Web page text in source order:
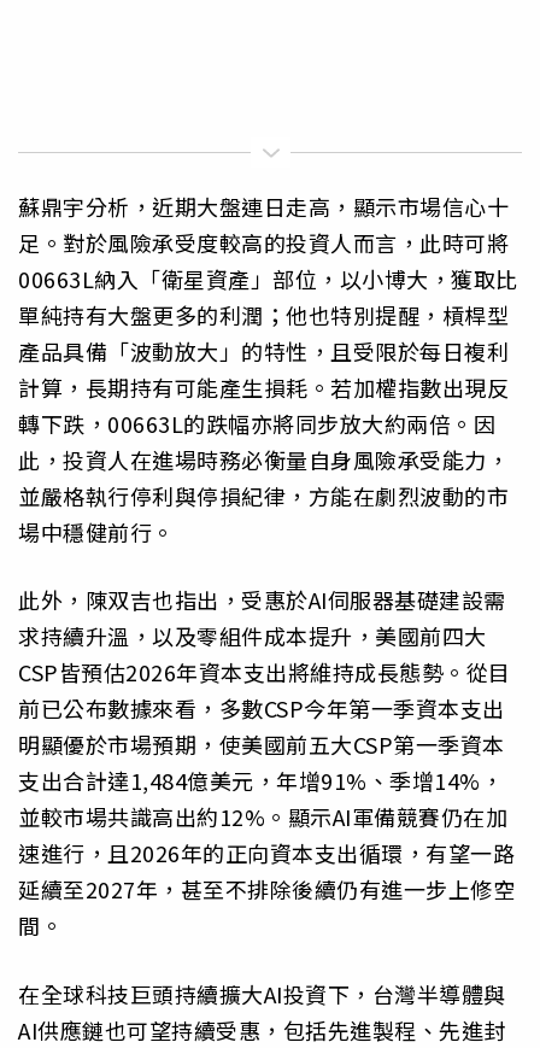
蘇鼎宇分析，近期大盤連日走高，顯示市場信心十
足。對於風險承受度較高的投資人而言，此時可將
00663L納入「衛星資產」部位，以小博大，獲取比
單純持有大盤更多的利潤；他也特別提醒，槓桿型
產品具備「波動放大」的特性，且受限於每日複利
計算，長期持有可能產生損耗。若加權指數出現反
轉下跌，00663L的跌幅亦將同步放大約兩倍。因
此，投資人在進場時務必衡量自身風險承受能力，
並嚴格執行停利與停損紀律，方能在劇烈波動的市
場中穩健前行。
此外，陳双吉也指出，受惠於AI伺服器基礎建設需
求持續升溫，以及零組件成本提升，美國前四大
CSP皆預估2026年資本支出將維持成長態勢。從目
前已公布數據來看，多數CSP今年第一季資本支出
明顯優於市場預期，使美國前五大CSP第一季資本
支出合計達1,484億美元，年增91%、季增14%，
並較市場共識高出約12%。顯示AI軍備競賽仍在加
速進行，且2026年的正向資本支出循環，有望一路
延續至2027年，甚至不排除後續仍有進一步上修空
間。
在全球科技巨頭持續擴大AI投資下，台灣半導體與
AI供應鏈也可望持續受惠，包括先進製程、先進封